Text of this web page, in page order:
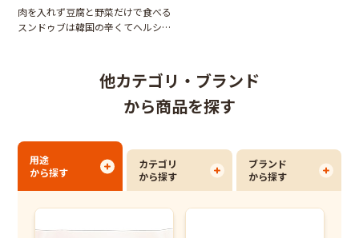
肉を入れず豆腐と野菜だけで食べる
スンドゥブは韓国の辛くてヘルシー
す。スンドゥブチゲの素はレトルト他カテゴリ・ブランド
から商品を探す
用途
から探す
カテゴリ
から探す
ブランド
から探す